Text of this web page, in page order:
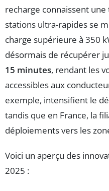
recharge connaissent
stations ultra-rapides se
charge supérieure à 350
désormais de récupérer
15 minutes, rendant les
accessibles aux
exemple, intensifient le
tandis que en France, la
déploiements vers les
Voici un aperçu des
2025 :